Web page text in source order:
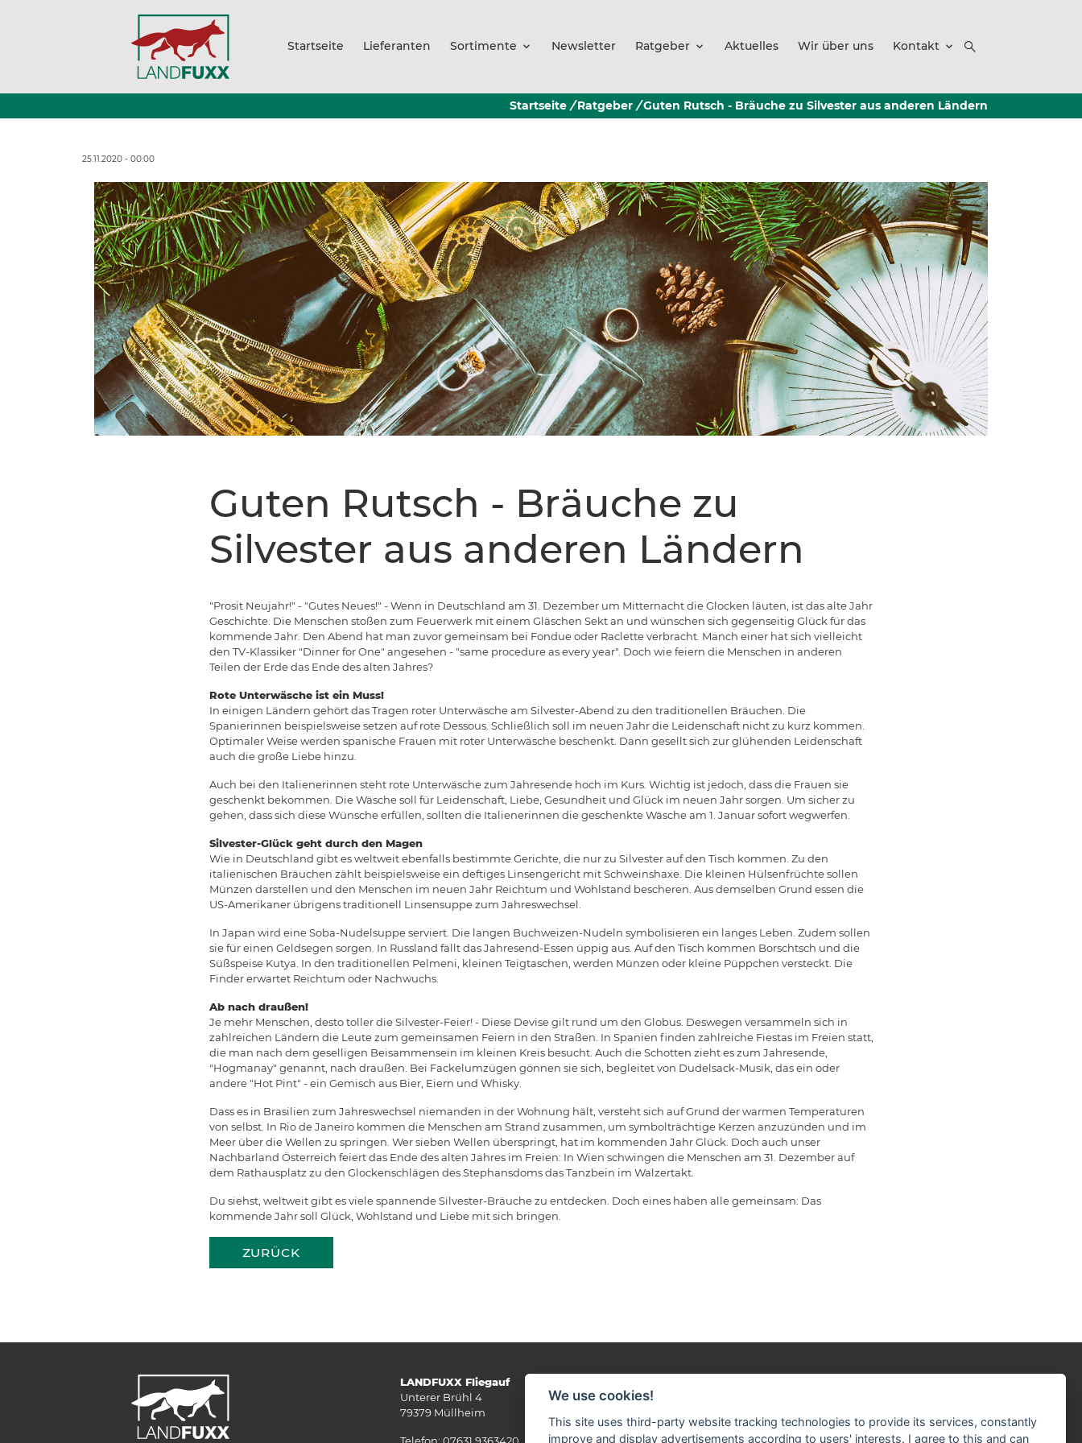
Startseite Lieferanten Sortimente Newsletter Ratgeber Aktuelles Wir über uns Kontakt
Startseite / Ratgeber / Guten Rutsch - Bräuche zu Silvester aus anderen Ländern
25.11.2020 - 00:00
Guten Rutsch - Bräuche zu
Silvester aus anderen Ländern
"Prosit Neujahr!" - "Gutes Neues!" - Wenn in Deutschland am 31. Dezember um Mitternacht die Glocken läuten, ist das alte Jahr
Geschichte. Die Menschen stoßen zum Feuerwerk mit einem Gläschen Sekt an und wünschen sich gegenseitig Glück für das
kommende Jahr. Den Abend hat man zuvor gemeinsam bei Fondue oder Raclette verbracht. Manch einer hat sich vielleicht
den TV-Klassiker "Dinner for One" angesehen - "same procedure as every year". Doch wie feiern die Menschen in anderen
Teilen der Erde das Ende des alten Jahres?
Rote Unterwäsche ist ein Muss!
In einigen Ländern gehört das Tragen roter Unterwäsche am Silvester-Abend zu den traditionellen Bräuchen. Die
Spanierinnen beispielsweise setzen auf rote Dessous. Schließlich soll im neuen Jahr die Leidenschaft nicht zu kurz kommen.
Optimaler Weise werden spanische Frauen mit roter Unterwäsche beschenkt. Dann gesellt sich zur glühenden Leidenschaft
auch die große Liebe hinzu.
Auch bei den Italienerinnen steht rote Unterwäsche zum Jahresende hoch im Kurs. Wichtig ist jedoch, dass die Frauen sie
geschenkt bekommen. Die Wäsche soll für Leidenschaft, Liebe, Gesundheit und Glück im neuen Jahr sorgen. Um sicher zu
gehen, dass sich diese Wünsche erfüllen, sollten die Italienerinnen die geschenkte Wäsche am 1. Januar sofort wegwerfen.
Silvester-Glück geht durch den Magen
Wie in Deutschland gibt es weltweit ebenfalls bestimmte Gerichte, die nur zu Silvester auf den Tisch kommen. Zu den
italienischen Bräuchen zählt beispielsweise ein deftiges Linsengericht mit Schweinshaxe. Die kleinen Hülsenfrüchte sollen
Münzen darstellen und den Menschen im neuen Jahr Reichtum und Wohlstand bescheren. Aus demselben Grund essen die
US-Amerikaner übrigens traditionell Linsensuppe zum Jahreswechsel.
In Japan wird eine Soba-Nudelsuppe serviert. Die langen Buchweizen-Nudeln symbolisieren ein langes Leben. Zudem sollen
sie für einen Geldsegen sorgen. In Russland fällt das Jahresend-Essen üppig aus. Auf den Tisch kommen Borschtsch und die
Süßspeise Kutya. In den traditionellen Pelmeni, kleinen Teigtaschen, werden Münzen oder kleine Püppchen versteckt. Die
Finder erwartet Reichtum oder Nachwuchs.
Ab nach draußen!
Je mehr Menschen, desto toller die Silvester-Feier! - Diese Devise gilt rund um den Globus. Deswegen versammeln sich in
zahlreichen Ländern die Leute zum gemeinsamen Feiern in den Straßen. In Spanien finden zahlreiche Fiestas im Freien statt,
die man nach dem geselligen Beisammensein im kleinen Kreis besucht. Auch die Schotten zieht es zum Jahresende,
"Hogmanay" genannt, nach draußen. Bei Fackelumzügen gönnen sie sich, begleitet von Dudelsack-Musik, das ein oder
andere "Hot Pint" - ein Gemisch aus Bier, Eiern und Whisky.
Dass es in Brasilien zum Jahreswechsel niemanden in der Wohnung hält, versteht sich auf Grund der warmen Temperaturen
von selbst. In Rio de Janeiro kommen die Menschen am Strand zusammen, um symbolträchtige Kerzen anzuzünden und im
Meer über die Wellen zu springen. Wer sieben Wellen überspringt, hat im kommenden Jahr Glück. Doch auch unser
Nachbarland Österreich feiert das Ende des alten Jahres im Freien: In Wien schwingen die Menschen am 31. Dezember auf
dem Rathausplatz zu den Glockenschlägen des Stephansdoms das Tanzbein im Walzertakt.
Du siehst, weltweit gibt es viele spannende Silvester-Bräuche zu entdecken. Doch eines haben alle gemeinsam: Das
kommende Jahr soll Glück, Wohlstand und Liebe mit sich bringen.
ZURÜCK
LANDFUXX Fliegauf
Unterer Brühl 4
79379 Müllheim
We use cookies!
This site uses third-party website tracking technologies to provide its services, constantly
improve and display advertisements according to users' interests. I agree to this and can